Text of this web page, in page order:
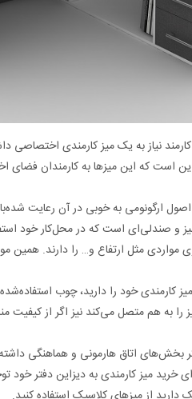
کارمند نیاز به یک میز کارمندی
است که این میزها به کارمندان فضای
ارگونومی به خوبی در آن رعایت
و صندلی‌ای است که در محل‌کار خود
مواردی مثل ارتفاع و… را دارند. همین
کارمندی خود را دارید، چوب
به هم متصل می‌کند نیز اگر از کیفیت
بخش‌های اتاق هارمونی و هماهنگی
خرید میز کارمندی به دیزاین دفتر خود